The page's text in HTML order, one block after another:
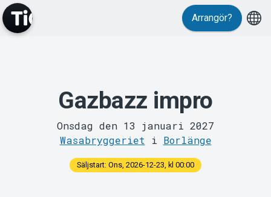
MyTickster
Arrangör?
Gazbazz impro
Onsdag den 13 januari 2027
Wasabryggeriet i Borlänge
Säljstart: Ons, 2026-12-23, kl 00:00